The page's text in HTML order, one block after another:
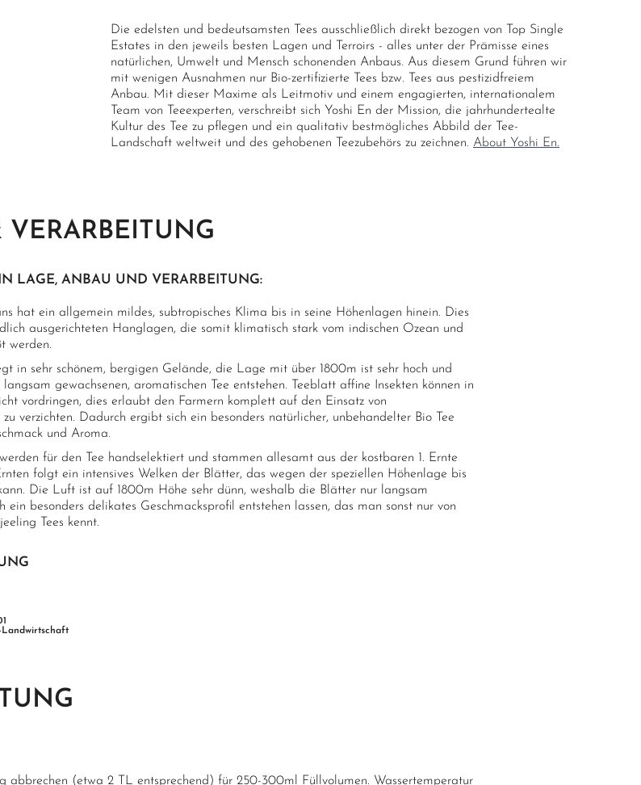
Die edelsten und bedeutsamsten Tees ausschließlich direkt bezogen von Top Single
Estates in den jeweils besten Lagen und Terroirs - alles unter der Prämisse eines
natürlichen, Umwelt und Mensch schonenden Anbaus. Aus diesem Grund führen wir
mit wenigen Ausnahmen nur Bio-zertifizierte Tees bzw. Tees aus pestizidfreiem
Anbau. Mit dieser Maxime als Leitmotiv und einem engagierten, internationalem
Team von Teeexperten, verschreibt sich Yoshi En der Mission, die jahrhundertealte
Kultur des Tee zu pflegen und ein qualitativ bestmögliches Abbild der Tee-
Landschaft weltweit und des gehobenen Teezubehörs zu zeichnen. About Yoshi En.
LAGE, ANBAU UND VERARBEITUNG:
hat ein allgemein mildes, subtropisches Klima bis in seine Höhenlagen hinein. Dies
ausgerichteten Hanglagen, die somit klimatisch stark vom indischen Ozean und
werden.
in sehr schönem, bergigen Gelände, die Lage mit über 1800m ist sehr hoch und
langsam gewachsenen, aromatischen Tee entstehen. Teeblatt affine Insekten können in
vordringen, dies erlaubt den Farmern komplett auf den Einsatz von
zu verzichten. Dadurch ergibt sich ein besonders natürlicher, unbehandelter Bio Tee
und Aroma.
für den Tee handselektiert und stammen allesamt aus der kostbaren 1. Ernte
folgt ein intensives Welken der Blätter, das wegen der speziellen Höhenlage bis
Die Luft ist auf 1800m Höhe sehr dünn, weshalb die Blätter nur langsam
ein besonders delikates Geschmacksprofil entstehen lassen, das man sonst nur von
Tees kennt.
Landwirtschaft
abbrechen (etwa 2 TL entsprechend) für 250-300ml Füllvolumen. Wassertemperatur